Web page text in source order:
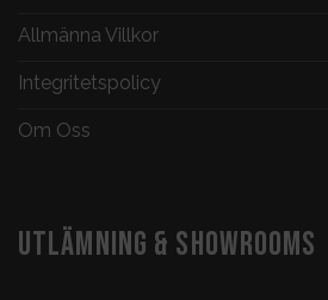
Allmänna Villkor
Integritetspolicy
Om Oss
UTLÄMNING & SHOWROOMS